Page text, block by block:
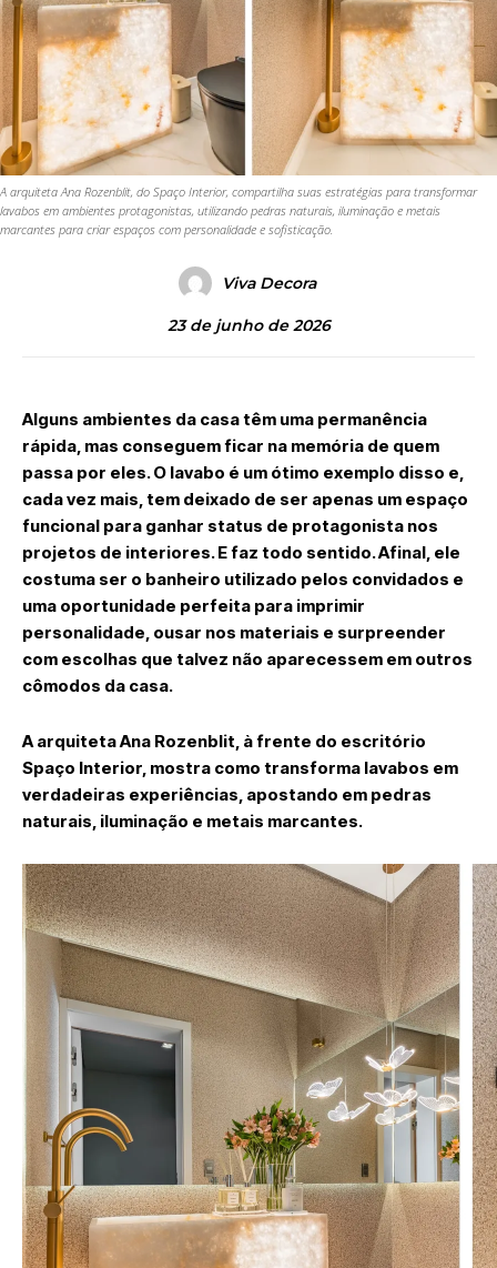
A arquiteta Ana Rozenblit, do Spaço Interior, compartilha suas estratégias para transformar
lavabos em ambientes protagonistas, utilizando pedras naturais, iluminação e metais
marcantes para criar espaços com personalidade e sofisticação.
Viva Decora
23 de junho de 2026
Alguns ambientes da casa têm uma permanência
rápida, mas conseguem ficar na memória de quem
passa por eles. O lavabo é um ótimo exemplo disso e,
cada vez mais, tem deixado de ser apenas um espaço
funcional para ganhar status de protagonista nos
projetos de interiores. E faz todo sentido. Afinal, ele
costuma ser o banheiro utilizado pelos convidados e
uma oportunidade perfeita para imprimir
personalidade, ousar nos materiais e surpreender
com escolhas que talvez não aparecessem em outros
cômodos da casa.
A arquiteta Ana Rozenblit, à frente do escritório
Spaço Interior, mostra como transforma lavabos em
verdadeiras experiências, apostando em pedras
naturais, iluminação e metais marcantes.